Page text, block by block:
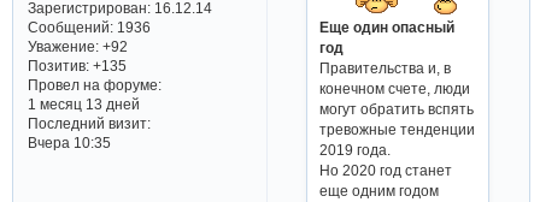
Зарегистрирован: 16.12.14
Сообщений:1936
Уважение: +92
Позитив: +135
Провел на форуме:
1 месяц 13 дней
Последний визит:
Вчера 10:35
Еще один опасный
год
Правительства и, в
конечном счете, люди
могут обратить вспять
тревожные тенденции
2019 года.
Но 2020 год станет
еще одним годом